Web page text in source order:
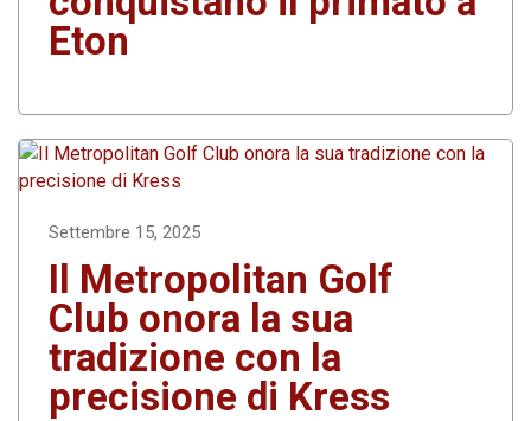
Eton
Settembre 15, 2025
Il Metropolitan Golf
Club onora la sua
tradizione con la
precisione di Kress